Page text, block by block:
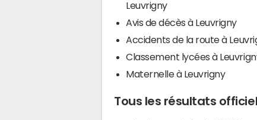
Leuvrigny
Avis de décès à Leuvrigny
Accidents de la route à
Classement lycées à
Maternelle à Leuvrigny
Tous les résultats